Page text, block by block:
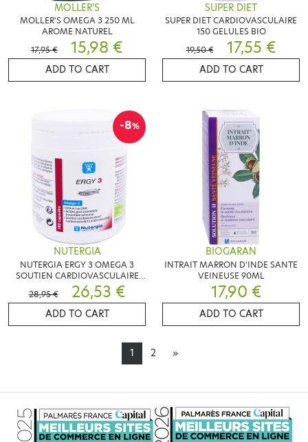
MOLLER'S
MOLLER'S OMEGA 3 250 ML
AROME NATUREL
17,95 €
15,98 €
ADD TO CART
SUPER DIET
SUPER DIET CARDIOVASCULAIRE
150 GELULES BIO
19,50 €
17,55 €
ADD TO CART
-8%
NUTERGIA
NUTERGIA ERGY 3 OMEGA 3
SOUTIEN CARDIOVASCULAIRE
124G
28,95 € 26,53 €
ADD TO CART
BIOGARAN
INTRAIT MARRON D'INDE SANTE
VEINEUSE 90ML
17,90 €
ADD TO CART
1 2 »